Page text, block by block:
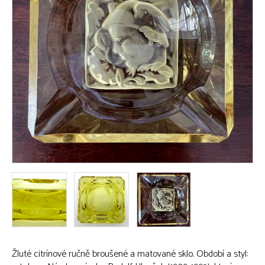
Žluté citrínové ručně broušené a matované sklo. Období a styl: